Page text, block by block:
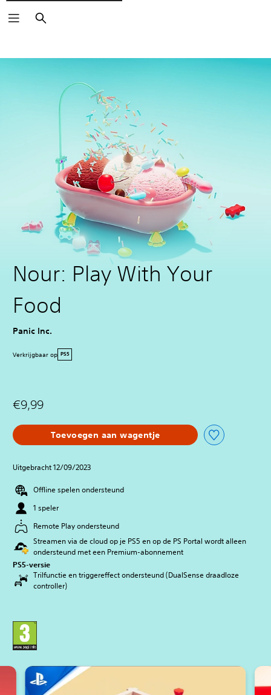
Zoeken
Nour: Play With Your
Food
Panic Inc.
Verkrijgbaar op PS5
€9,99
Toevoegen aan wagentje
Uitgebracht 12/09/2023
Offline spelen ondersteund
1 speler
Remote Play ondersteund
Streamen via de cloud op je PS5 en op de PS Portal wordt alleen
ondersteund met een Premium-abonnement
PS5-versie
Trilfunctie en triggereffect ondersteund (DualSense draadloze
controller)